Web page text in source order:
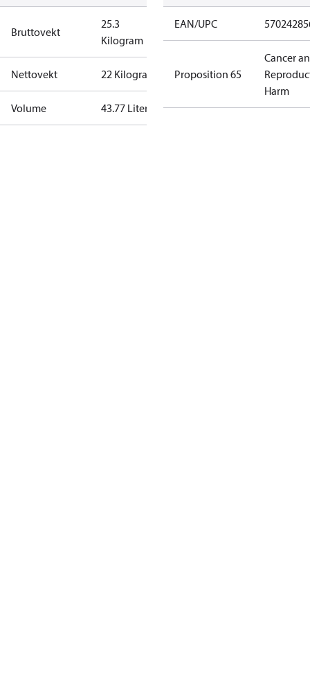
Bruttovekt
25.3
Kilogram
Nettovekt 22 Kilogram
Volume 43.77 Liter
EAN/UPC
Proposition 65
Cancer
Harm